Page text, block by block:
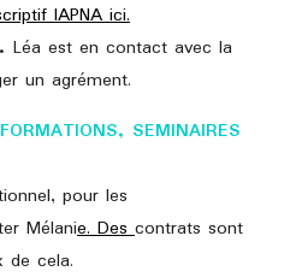
IAPNA ici.
Léa est en contact avec la
un agrément.
SEMINAIRES
pour les
Mélanie. Des contrats sont
de cela.